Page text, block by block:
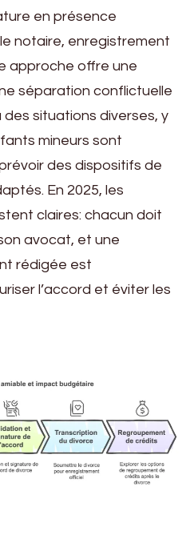
en présence
notaire, enregistrement
approche offre une
séparation conflictuelle
situations diverses, y
mineurs sont
des dispositifs de
En 2025, les
claires: chacun doit
avocat, et une
rédigée est
l’accord et éviter les